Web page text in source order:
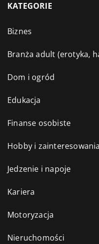
KATEGORIE
Biznes
Branża adult (erotyka,
Dom i ogród
Edukacja
Finanse osobiste
Hobby i zainteresowania
Jedzenie i napoje
Kariera
Motoryzacja
Nieruchomości